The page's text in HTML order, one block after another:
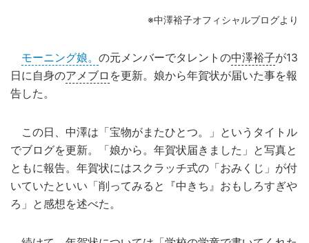
※中澤裕子オフィシャルブログより
モーニング娘。 の元メンバーでタレントの中澤裕子が13
日に自身のアメブロ を更新。娘から年賀状が届いた事を報
告した。
この日、中澤は「宝物がまたひとつ。」というタイトル
でブログを更新。「娘から。年賀状届きました」と写真と
ともに報告。年賀状にはスクラッチ式の「おみくじ」が付
いていたといい「削ってみると『中きち』おもしろすぎや
ろ」と感想を述べた。